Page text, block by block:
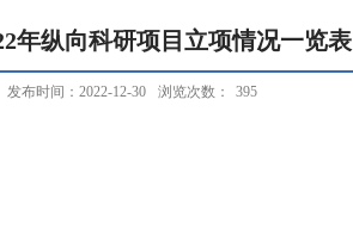
年纵向科研项目立项情况一览表
发布时间：2022-12-30 浏览次数： 395